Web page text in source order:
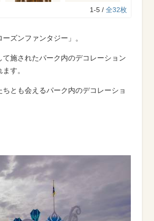
1-5 / 全32枚
ズンファンタジー」。
施されたパーク内のデコレーション
す。
とも会えるパーク内のデコレーショ